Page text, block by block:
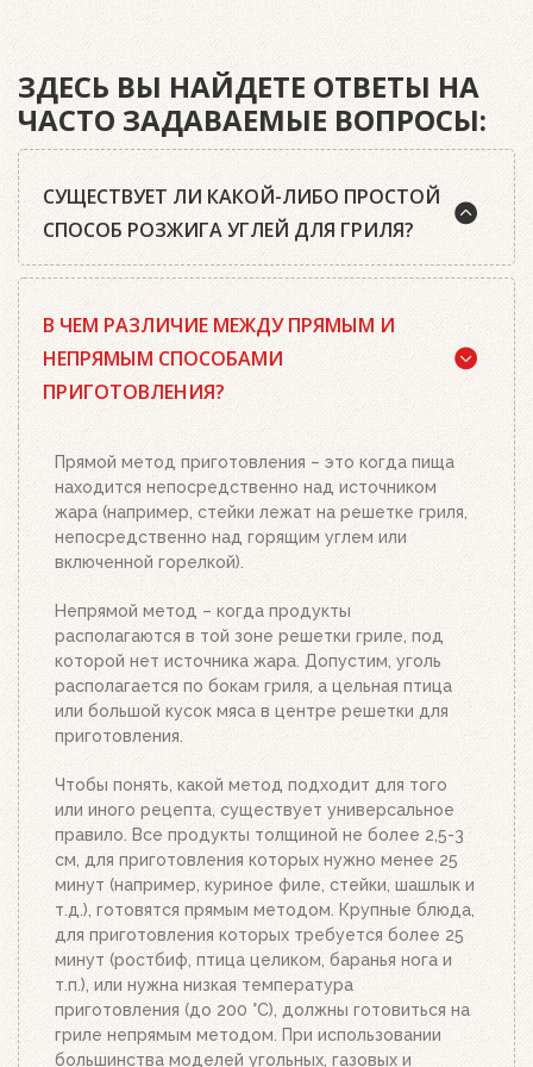
ЗДЕСЬ ВЫ НАЙДЕТЕ ОТВЕТЫ НА
ЧАСТО ЗАДАВАЕМЫЕ ВОПРОСЫ:
СУЩЕСТВУЕТ ЛИ КАКОЙ-ЛИБО ПРОСТОЙ
СПОСОБ РОЗЖИГА УГЛЕЙ ДЛЯ ГРИЛЯ?
качественный древесный уголь или угольные
брикеты Weber, кубики для розжига, а также наш
необходимым количеством угля или брикетов,
решетку для угля и подожгите их. Сверху
поставьте заполненный углем или брикетами
стартер. Больше ничего делать не нужно.
Топливо разгорится полностью за 20-30 минут, в
зависимости от количества угля или брикетов.
Когда верхний уголь станет красным, а слой
брикетов покроется белым пеплом, высыпьте
уголь из стартера на решетку для угля. Жар
будет просто отличным!
В ЧЕМ РАЗЛИЧИЕ МЕЖДУ ПРЯМЫМ И
НЕПРЯМЫМ СПОСОБАМИ
ПРИГОТОВЛЕНИЯ?
Прямой метод приготовления – это когда пища
находится непосредственно над источником
жара (например, стейки лежат на решетке гриля,
непосредственно над горящим углем или
включенной горелкой).
Непрямой метод – когда продукты
располагаются в той зоне решетки гриле, под
которой нет источника жара. Допустим, уголь
располагается по бокам гриля, а цельная птица
или большой кусок мяса в центре решетки для
приготовления.
Чтобы понять, какой метод подходит для того
или иного рецепта, существует универсальное
правило. Все продукты толщиной не более 2,5-3
см, для приготовления которых нужно менее 25
минут (например, куриное филе, стейки, шашлык и
т.д.), готовятся прямым методом. Крупные блюда,
для приготовления которых требуется более 25
минут (ростбиф, птица целиком, баранья нога и
т.п.), или нужна низкая температура
приготовления (до 200 °C), должны готовиться на
гриле непрямым методом. При использовании
большинства моделей угольных, газовых и